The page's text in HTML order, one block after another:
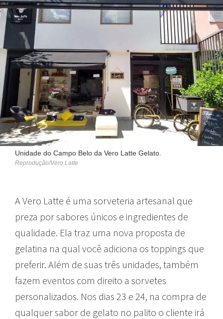
Unidade do Campo Belo da Vero Latte Gelato.
Reprodução/Vero Latte
A Vero Latte é uma sorveteria artesanal que
preza por sabores únicos e ingredientes de
qualidade. Ela traz uma nova proposta de
gelatina na qual você adiciona os toppings que
preferir. Além de suas três unidades, também
fazem eventos com direito a sorvetes
personalizados. Nos dias 23 e 24, na compra de
qualquer sabor de gelato no palito o cliente irá